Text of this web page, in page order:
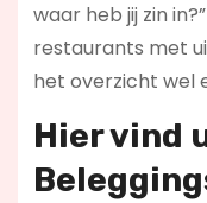
waar heb jij zin
restaurants met
het overzicht wel
Hier vind